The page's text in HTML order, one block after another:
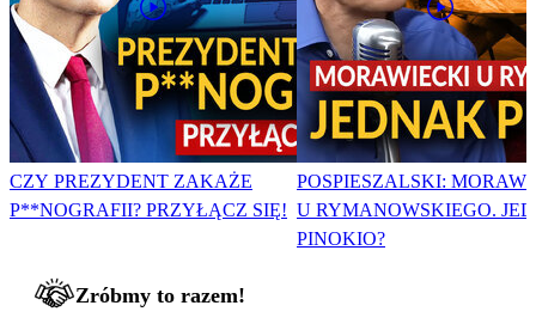
CZY PREZYDENT ZAKAŻE
P**NOGRAFII? PRZYŁĄCZ SIĘ!
POSPIESZALSKI:
U RYMANOWSKIEGO.
PINOKIO?
Zróbmy to razem!